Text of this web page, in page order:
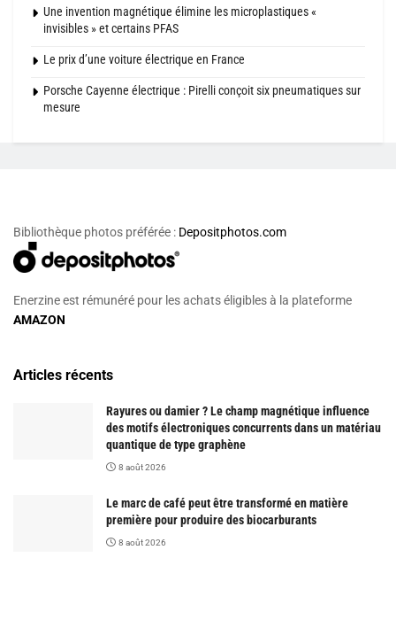
Une invention magnétique élimine les microplastiques «
invisibles » et certains PFAS
Le prix d’une voiture électrique en France
Porsche Cayenne électrique : Pirelli conçoit six pneumatiques sur
mesure
Bibliothèque photos préférée : Depositphotos.com
Enerzine est rémunéré pour les achats éligibles à la plateforme
AMAZON
Articles récents
Rayures ou damier ? Le champ magnétique influence
des motifs électroniques concurrents dans un matériau
quantique de type graphène
8 août 2026
Le marc de café peut être transformé en matière
première pour produire des biocarburants
8 août 2026